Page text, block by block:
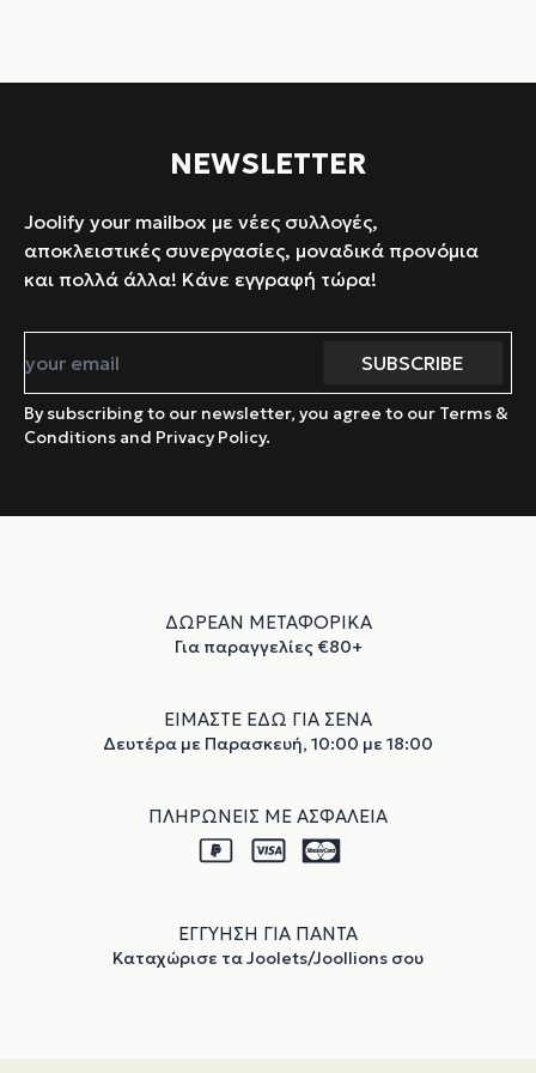
NEWSLETTER
Joolify your mailbox με νέες συλλογές,
αποκλειστικές συνεργασίες, μοναδικά προνόμια
και πολλά άλλα! Κάνε εγγραφή τώρα!
By subscribing to our newsletter, you agree to our Terms &
Conditions and Privacy Policy.
ΔΩΡΕΑΝ ΜΕΤΑΦΟΡΙΚΑ
Για παραγγελίες €80+
ΕΙΜΑΣΤΕ ΕΔΩ ΓΙΑ ΣΕΝΑ
Δευτέρα με Παρασκευή, 10:00 με 18:00
ΠΛΗΡΩΝΕΙΣ ΜΕ ΑΣΦΑΛΕΙΑ
ΕΓΓΥΗΣΗ ΓΙΑ ΠΑΝΤΑ
Καταχώρισε τα Joolets/Joollions σου